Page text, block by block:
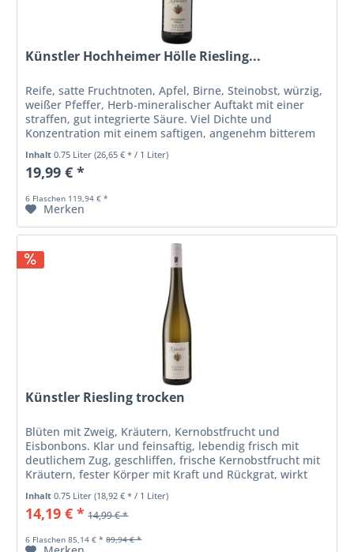
Künstler Hochheimer Hölle Riesling...
Reife, satte Fruchtnoten, Apfel, Birne, Steinobst, würzig,
weißer Pfeffer, Herb-mineralischer Auftakt mit einer
straffen, gut integrierte Säure. Viel Dichte und
Konzentration mit einem saftigen, angenehm bitterem
Finish. (Falstaff Wein...
Inhalt0.75 Liter(26,65 € * / 1 Liter)
19,99 € *
6 Flaschen 119,94 € *
Merken
Künstler Riesling trocken
Blüten mit Zweig, Kräutern, Kernobstfrucht und
Eisbonbons. Klar und feinsaftig, lebendig frisch mit
deutlichem Zug, geschliffen, frische Kernobstfrucht mit
Kräutern, fester Körper mit Kraft und Rückgrat, wirkt
Inhalt0.75 Liter(18,92 € * / 1 Liter)
14,19 € * 14,99 € *
6 Flaschen 85,14 € * 89,94 € *